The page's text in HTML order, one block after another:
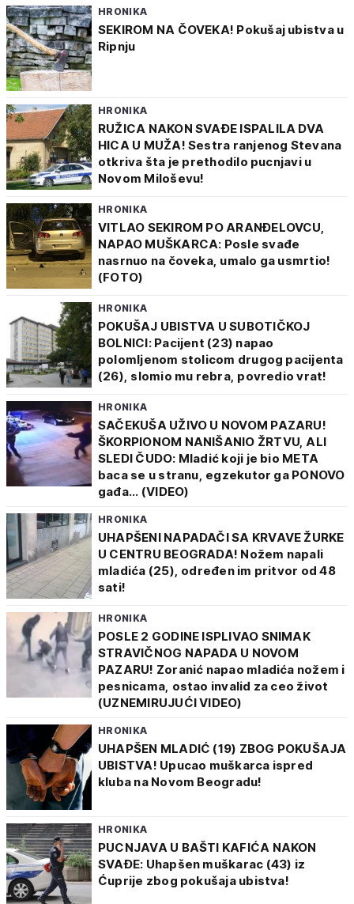
HRONIKA
SEKIROM NA ČOVEKA! Pokušaj ubistva u
Ripnju
HRONIKA
RUŽICA NAKON SVAĐE ISPALILA DVA
HICA U MUŽA! Sestra ranjenog Stevana
otkriva šta je prethodilo pucnjavi u
Novom Miloševu!
HRONIKA
VITLAO SEKIROM PO ARANĐELOVCU,
NAPAO MUŠKARCA: Posle svađe
nasrnuo na čoveka, umalo ga usmrtio!
(FOTO)
HRONIKA
POKUŠAJ UBISTVA U SUBOTIČKOJ
BOLNICI: Pacijent (23) napao
polomljenom stolicom drugog pacijenta
(26), slomio mu rebra, povredio vrat!
HRONIKA
SAČEKUŠA UŽIVO U NOVOM PAZARU!
ŠKORPIONOM NANIŠANIO ŽRTVU, ALI
SLEDI ČUDO: Mladić koji je bio META
baca se u stranu, egzekutor ga PONOVO
gađa... (VIDEO)
HRONIKA
UHAPŠENI NAPADAČI SA KRVAVE ŽURKE
U CENTRU BEOGRADA! Nožem napali
mladića (25), određen im pritvor od 48
sati!
HRONIKA
POSLE 2 GODINE ISPLIVAO SNIMAK
STRAVIČNOG NAPADA U NOVOM
PAZARU! Zoranić napao mladića nožem i
pesnicama, ostao invalid za ceo život
(UZNEMIRUJUĆI VIDEO)
HRONIKA
UHAPŠEN MLADIĆ (19) ZBOG POKUŠAJA
UBISTVA! Upucao muškarca ispred
kluba na Novom Beogradu!
HRONIKA
PUCNJAVA U BAŠTI KAFIĆA NAKON
SVAĐE: Uhapšen muškarac (43) iz
Ćuprije zbog pokušaja ubistva!